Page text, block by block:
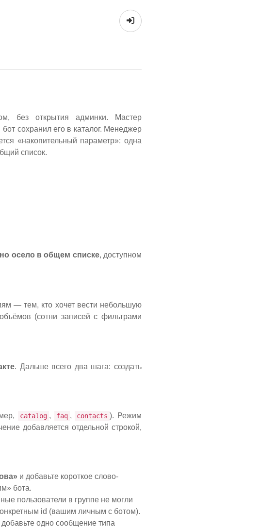
без открытия админки. Мастер
сохранил его в каталог. Менеджер
«накопительный параметр»: одна
список.
осело в общем списке, доступном
— тем, кто хочет вести небольшую
(сотни записей с фильтрами
. Дальше всего два шага: создать
catalog , faq , contacts ). Режим
добавляется отдельной строкой,
и добавьте короткое слово-
бота.
пользователи в группе не могли
id (вашим личным с ботом).
добавьте одно сообщение типа